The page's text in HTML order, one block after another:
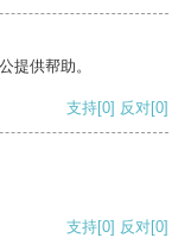
提供帮助。
支持[0] 反对[0]
支持[0] 反对[0]